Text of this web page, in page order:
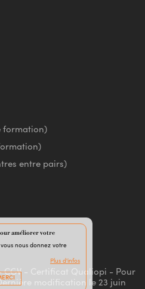
formation)
entre pairs)
CGV - Certificat Qualiopi - Pour
modification le 23 juin
améliorer votre
nous donnez votre
Plus d'infos